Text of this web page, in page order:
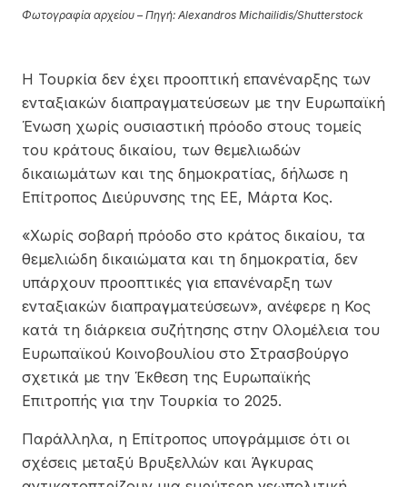
Φωτογραφία αρχείου – Πηγή: Alexandros Michailidis/Shutterstock
Η Τουρκία δεν έχει προοπτική επανέναρξης των
ενταξιακών διαπραγματεύσεων με την Ευρωπαϊκή
Ένωση χωρίς ουσιαστική πρόοδο στους τομείς
του κράτους δικαίου, των θεμελιωδών
δικαιωμάτων και της δημοκρατίας, δήλωσε η
Επίτροπος Διεύρυνσης της ΕΕ, Μάρτα Κος.
«Χωρίς σοβαρή πρόοδο στο κράτος δικαίου, τα
θεμελιώδη δικαιώματα και τη δημοκρατία, δεν
υπάρχουν προοπτικές για επανέναρξη των
ενταξιακών διαπραγματεύσεων», ανέφερε η Κος
κατά τη διάρκεια συζήτησης στην Ολομέλεια του
Ευρωπαϊκού Κοινοβουλίου στο Στρασβούργο
σχετικά με την Έκθεση της Ευρωπαϊκής
Επιτροπής για την Τουρκία το 2025.
Παράλληλα, η Επίτροπος υπογράμμισε ότι οι
σχέσεις μεταξύ Βρυξελλών και Άγκυρας